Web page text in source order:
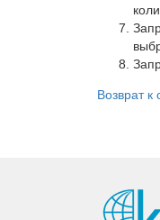
Возврат к